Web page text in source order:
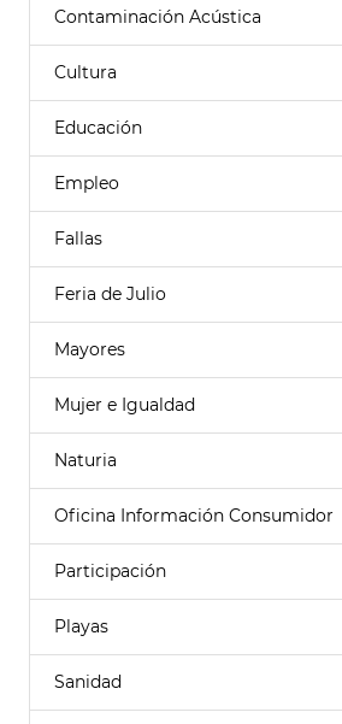
Contaminación Acústica
Cultura
Educación
Empleo
Fallas
Feria de Julio
Mayores
Mujer e Igualdad
Naturia
Oficina Información Consumidor
Participación
Playas
Sanidad